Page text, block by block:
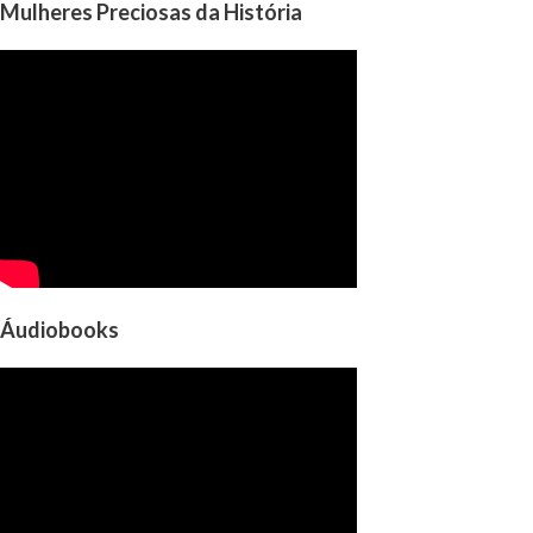
Mulheres Preciosas da História
Áudiobooks